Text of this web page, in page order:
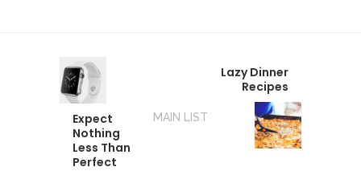
Expect
Nothing
Less Than
Perfect
MAIN LIST
Lazy Dinner
Recipes